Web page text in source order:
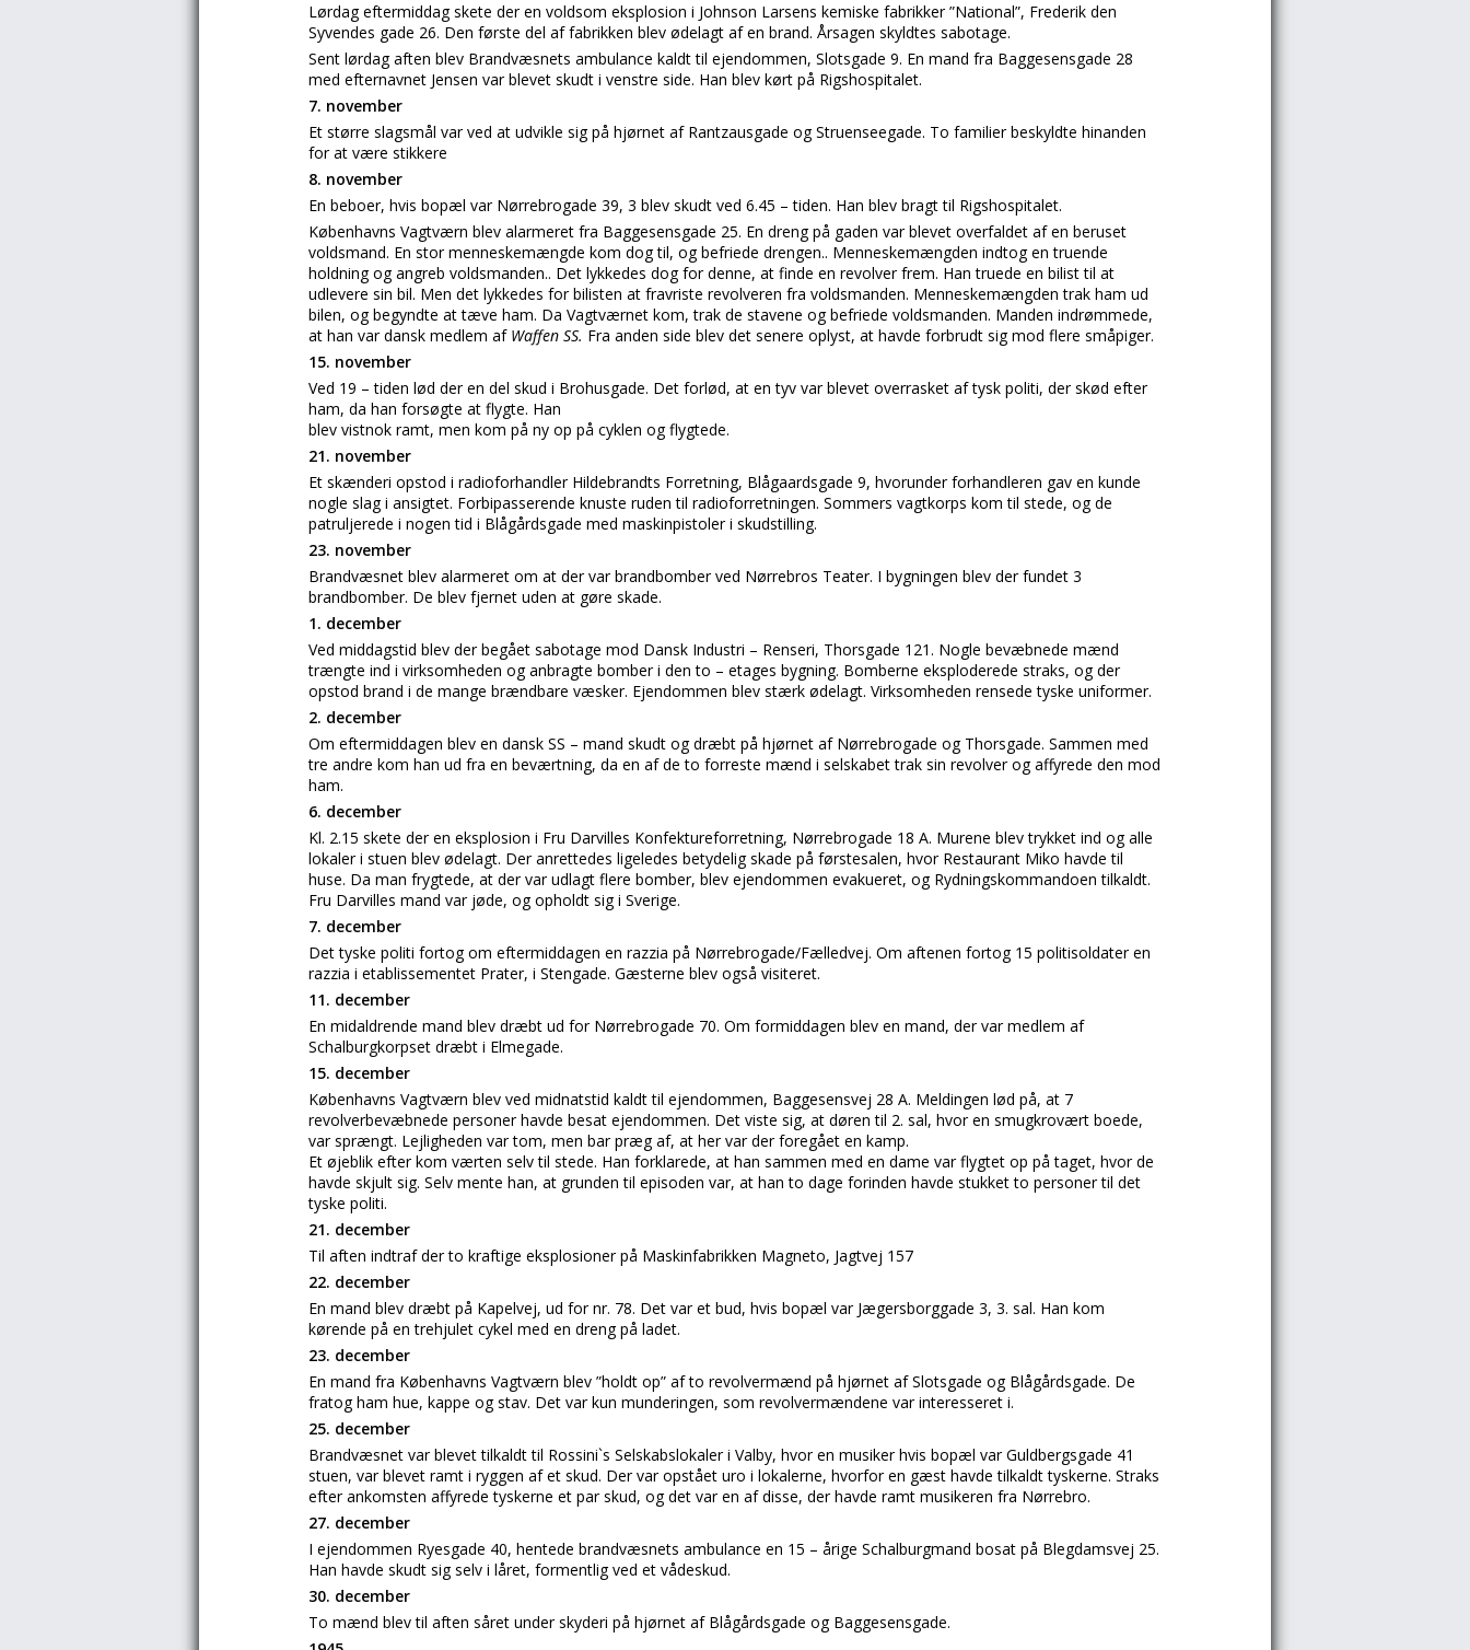
Lørdag eftermiddag skete der en voldsom eksplosion i Johnson Larsens kemiske fabrikker ”National”, Frederik den
Syvendes gade 26. Den første del af fabrikken blev ødelagt af en brand. Årsagen skyldtes sabotage.
Sent lørdag aften blev Brandvæsnets ambulance kaldt til ejendommen, Slotsgade 9. En mand fra Baggesensgade 28
med efternavnet Jensen var blevet skudt i venstre side. Han blev kørt på Rigshospitalet.
7. november
Et større slagsmål var ved at udvikle sig på hjørnet af Rantzausgade og Struenseegade. To familier beskyldte hinanden
for at være stikkere
8. november
En beboer, hvis bopæl var Nørrebrogade 39, 3 blev skudt ved 6.45 – tiden. Han blev bragt til Rigshospitalet.
Københavns Vagtværn blev alarmeret fra Baggesensgade 25. En dreng på gaden var blevet overfaldet af en beruset
voldsmand. En stor menneskemængde kom dog til, og befriede drengen.. Menneskemængden indtog en truende
holdning og angreb voldsmanden.. Det lykkedes dog for denne, at finde en revolver frem. Han truede en bilist til at
udlevere sin bil. Men det lykkedes for bilisten at fravriste revolveren fra voldsmanden. Menneskemængden trak ham ud
bilen, og begyndte at tæve ham. Da Vagtværnet kom, trak de stavene og befriede voldsmanden. Manden indrømmede,
at han var dansk medlem af Waffen SS. Fra anden side blev det senere oplyst, at havde forbrudt sig mod flere småpiger.
15. november
Ved 19 – tiden lød der en del skud i Brohusgade. Det forlød, at en tyv var blevet overrasket af tysk politi, der skød efter
ham, da han forsøgte at flygte. Han
blev vistnok ramt, men kom på ny op på cyklen og flygtede.
21. november
Et skænderi opstod i radioforhandler Hildebrandts Forretning, Blågaardsgade 9, hvorunder forhandleren gav en kunde
nogle slag i ansigtet. Forbipasserende knuste ruden til radioforretningen. Sommers vagtkorps kom til stede, og de
patruljerede i nogen tid i Blågårdsgade med maskinpistoler i skudstilling.
23. november
Brandvæsnet blev alarmeret om at der var brandbomber ved Nørrebros Teater. I bygningen blev der fundet 3
brandbomber. De blev fjernet uden at gøre skade.
1. december
Ved middagstid blev der begået sabotage mod Dansk Industri – Renseri, Thorsgade 121. Nogle bevæbnede mænd
trængte ind i virksomheden og anbragte bomber i den to – etages bygning. Bomberne eksploderede straks, og der
opstod brand i de mange brændbare væsker. Ejendommen blev stærk ødelagt. Virksomheden rensede tyske uniformer.
2. december
Om eftermiddagen blev en dansk SS – mand skudt og dræbt på hjørnet af Nørrebrogade og Thorsgade. Sammen med
tre andre kom han ud fra en beværtning, da en af de to forreste mænd i selskabet trak sin revolver og affyrede den mod
ham.
6. december
Kl. 2.15 skete der en eksplosion i Fru Darvilles Konfektureforretning, Nørrebrogade 18 A. Murene blev trykket ind og alle
lokaler i stuen blev ødelagt. Der anrettedes ligeledes betydelig skade på førstesalen, hvor Restaurant Miko havde til
huse. Da man frygtede, at der var udlagt flere bomber, blev ejendommen evakueret, og Rydningskommandoen tilkaldt.
Fru Darvilles mand var jøde, og opholdt sig i Sverige.
7. december
Det tyske politi fortog om eftermiddagen en razzia på Nørrebrogade/Fælledvej. Om aftenen fortog 15 politisoldater en
razzia i etablissementet Prater, i Stengade. Gæsterne blev også visiteret.
11. december
En midaldrende mand blev dræbt ud for Nørrebrogade 70. Om formiddagen blev en mand, der var medlem af
Schalburgkorpset dræbt i Elmegade.
15. december
Københavns Vagtværn blev ved midnatstid kaldt til ejendommen, Baggesensvej 28 A. Meldingen lød på, at 7
revolverbevæbnede personer havde besat ejendommen. Det viste sig, at døren til 2. sal, hvor en smugkrovært boede,
var sprængt. Lejligheden var tom, men bar præg af, at her var der foregået en kamp.
Et øjeblik efter kom værten selv til stede. Han forklarede, at han sammen med en dame var flygtet op på taget, hvor de
havde skjult sig. Selv mente han, at grunden til episoden var, at han to dage forinden havde stukket to personer til det
tyske politi.
21. december
Til aften indtraf der to kraftige eksplosioner på Maskinfabrikken Magneto, Jagtvej 157
22. december
En mand blev dræbt på Kapelvej, ud for nr. 78. Det var et bud, hvis bopæl var Jægersborggade 3, 3. sal. Han kom
kørende på en trehjulet cykel med en dreng på ladet.
23. december
En mand fra Københavns Vagtværn blev ”holdt op” af to revolvermænd på hjørnet af Slotsgade og Blågårdsgade. De
fratog ham hue, kappe og stav. Det var kun munderingen, som revolvermændene var interesseret i.
25. december
Brandvæsnet var blevet tilkaldt til Rossini`s Selskabslokaler i Valby, hvor en musiker hvis bopæl var Guldbergsgade 41
stuen, var blevet ramt i ryggen af et skud. Der var opstået uro i lokalerne, hvorfor en gæst havde tilkaldt tyskerne. Straks
efter ankomsten affyrede tyskerne et par skud, og det var en af disse, der havde ramt musikeren fra Nørrebro.
27. december
I ejendommen Ryesgade 40, hentede brandvæsnets ambulance en 15 – årige Schalburgmand bosat på Blegdamsvej 25.
Han havde skudt sig selv i låret, formentlig ved et vådeskud.
30. december
To mænd blev til aften såret under skyderi på hjørnet af Blågårdsgade og Baggesensgade.